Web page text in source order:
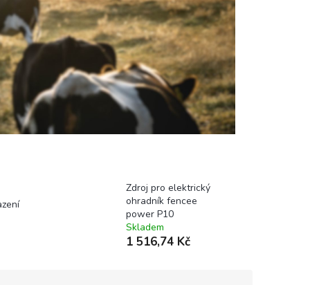
Zdroj pro elektrický
ohradník fencee
power P10
Skladem
1 516,74 Kč